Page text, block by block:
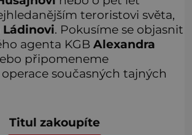
teroristovi světa,
. Pokusíme se objasnit
agenta KGB Alexandra
připomeneme
současných tajných
Titul zakoupíte